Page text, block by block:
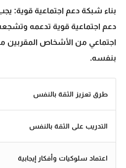
بناء شبكة دعم اجتماعية قوية:
دعم اجتماعية قوية تدعمه
اجتماعي من الأشخاص المقربين
بنفسه.
طرق تعزيز الثقة بالنفس
التدريب على الثقة بالنفس
اعتماد سلوكيات وأفكار إيجابية